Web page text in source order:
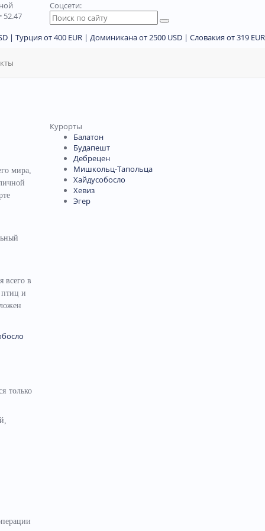
52.47
Соцсети:
| Турция от 400 EUR | Доминикана от 2500 USD | Словакия от 319 EUR
мира,
всего в
птиц и
только
Курорты
Балатон
Будапешт
Дебрецен
Мишкольц-Тапольца
Хайдусобосло
Хевиз
Эгер